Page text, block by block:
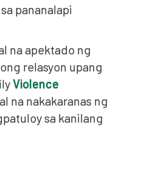
pananalapi
na apektado ng
relasyon upang
Violence
na nakakaranas ng
sa kanilang